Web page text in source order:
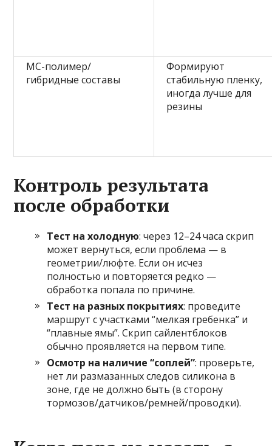
МС-полимер/
гибридные составы
Формируют
стабильную пленку,
иногда лучше для
резины
Контроль результата
после обработки
Тест на холодную: через 12–24 часа скрип
может вернуться, если проблема — в
геометрии/люфте. Если он исчез
полностью и повторяется редко —
обработка попала по причине.
Тест на разных покрытиях: проведите
маршрут с участками “мелкая гребенка” и
“плавные ямы”. Скрип сайлентблоков
обычно проявляется на первом типе.
Осмотр на наличие “соплей”: проверьте,
нет ли размазанных следов силикона в
зоне, где не должно быть (в сторону
тормозов/датчиков/ремней/проводки).